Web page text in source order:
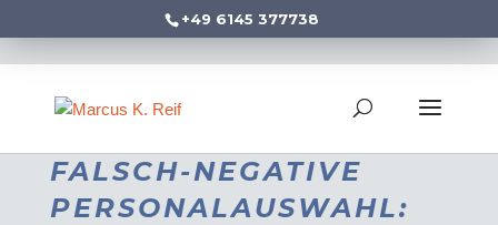
+49 6145 377738
FALSCH-NEGATIVE
PERSONALAUSWAHL: